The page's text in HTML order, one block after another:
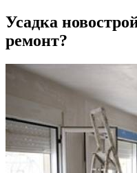
Усадка
ремонт?